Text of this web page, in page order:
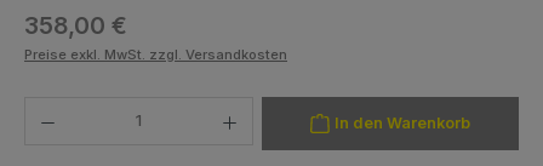
Regulärer Preis:
358,00 €
Preise exkl. MwSt. zzgl. Versandkosten
In den Warenkorb